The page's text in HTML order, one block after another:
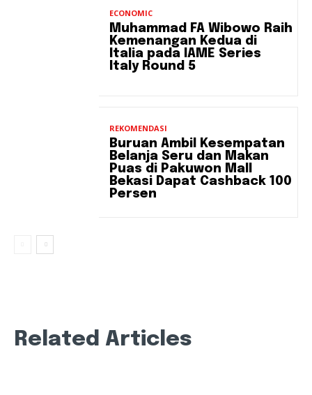
ECONOMIC
Muhammad FA Wibowo Raih
Kemenangan Kedua di
Italia pada IAME Series
Italy Round 5
REKOMENDASI
Buruan Ambil Kesempatan
Belanja Seru dan Makan
Puas di Pakuwon Mall
Bekasi Dapat Cashback 100
Persen
Related Articles